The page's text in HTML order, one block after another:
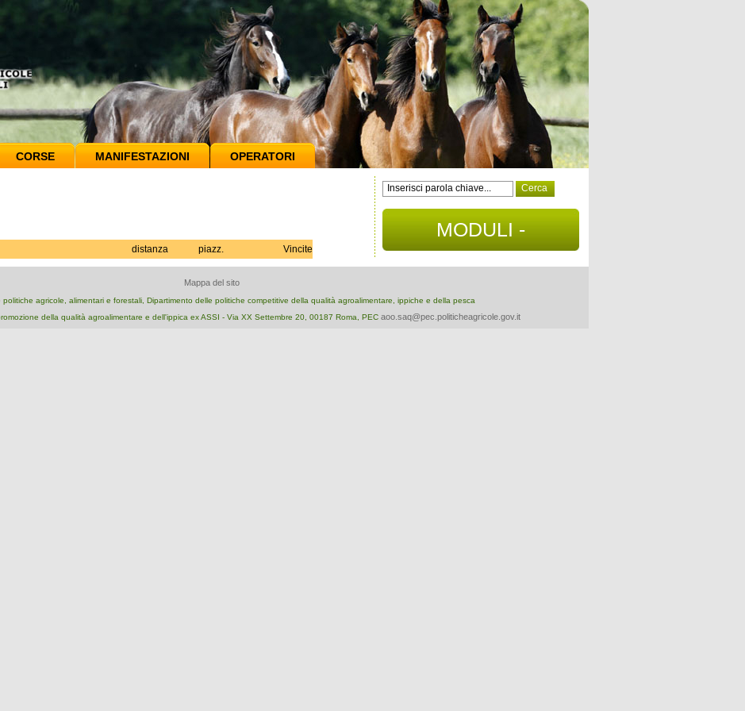
CORSE MANIFESTAZIONI OPERATORI
distanza piazz. Vincite
MODULI -
DOCUMENTI
Mappa del sito
politiche agricole, alimentari e forestali, Dipartimento delle politiche competitive della qualità agroalimentare, ippiche e della pesca
della qualità agroalimentare e dell'ippica ex ASSI - Via XX Settembre 20, 00187 Roma, PEC aoo.saq@pec.politicheagricole.gov.it